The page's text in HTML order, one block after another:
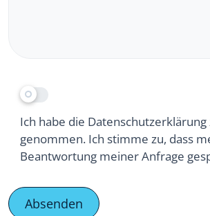
Ich habe die
genommen. Ich stimme zu, dass
Beantwortung meiner Anfrage